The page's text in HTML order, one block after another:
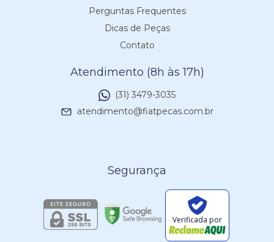
Perguntas Frequentes
Dicas de Peças
Contato
Atendimento (8h às 17h)
(31) 3479-3035
atendimento@fiatpecas.com.br
Segurança
Verificada por